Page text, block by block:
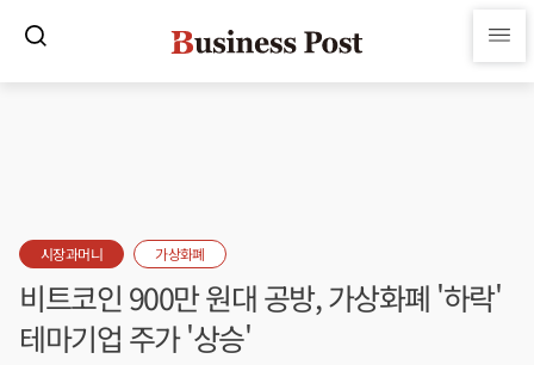
시장과머니 가상화폐
비트코인 900만 원대 공방, 가상화폐 '하락'
테마기업 주가 '상승'